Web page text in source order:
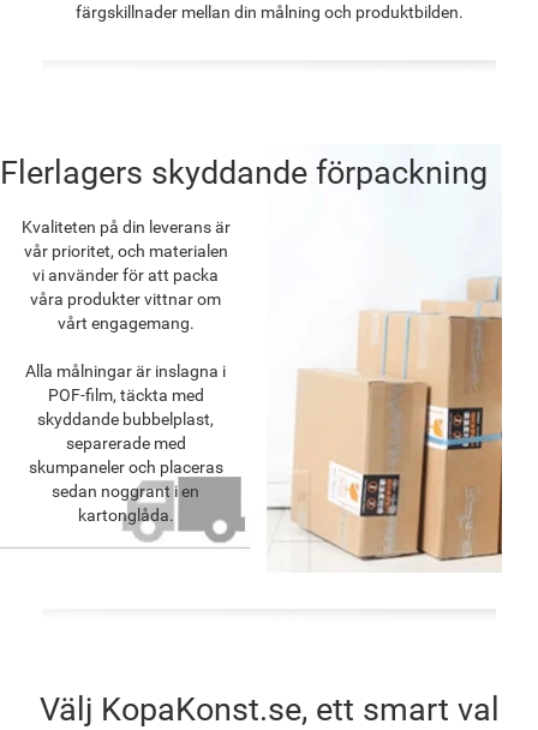
färgskillnader mellan din målning och produktbilden.
Flerlagers skyddande förpackning
Kvaliteten på din leverans är
vår prioritet, och materialen
vi använder för att packa
våra produkter vittnar om
vårt engagemang.
Alla målningar är inslagna i
POF-film, täckta med
skyddande bubbelplast,
separerade med
skumpaneler och placeras
sedan noggrant i en
kartonglåda.
Välj KopaKonst.se, ett smart val